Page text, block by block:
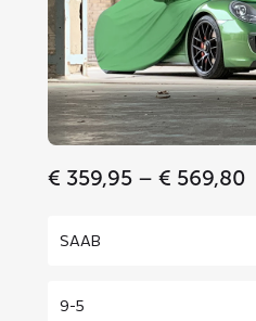
€ 359,95 – € 569,80